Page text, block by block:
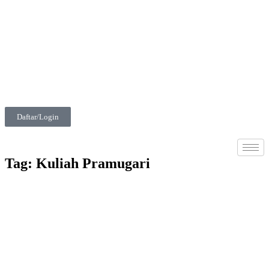
Daftar/Login
Tag: Kuliah Pramugari